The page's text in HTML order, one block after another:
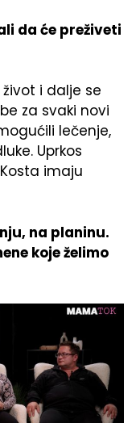
da će preživeti
i dalje se
za svaki novi
lečenje,
Uprkos
imaju
na planinu.
koje želimo